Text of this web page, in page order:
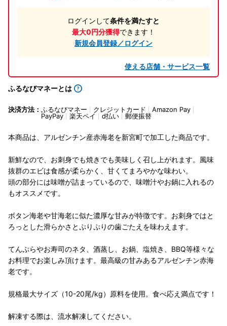
ログインして条件を満たすと
最大0円分獲得できます！
新規会員登録／ログイン
使える店舗・サービス一覧
ふるなびマネーとは
決済方法： ふるなびマネー クレジットカード
Amazon Pay
PayPay
楽天ペイ d払い 郵便振替
本商品は、アルゼンチン産赤海老を新宮町で加工した商品です。
新鮮なので、お刺身でも焼きでも美味しく召し上がれます。風味
抜群のエビは食感が柔らかく、甘くてまろやかな味わい。
頭の部分には味噌が詰まっているので、味噌汁やお鍋に入れるの
もオススメです。
ボタン海老や甘海老に似た濃厚な甘みが特徴です。お刺身ではと
ろっとした滑らかさとぷりぷりの歯ごたえを味わえます。
てんぷらやお寿司のネタ、酒蒸し、お鍋、塩焼き、BBQ等様々な
お料理でお楽しみ頂けます。最高級の甘みあるアルゼンチン赤海
老です。
規格最大サイズ（10-20尾/kg）原料を使用。食べ応え満点です！
解凍する際は、流水解凍してください。